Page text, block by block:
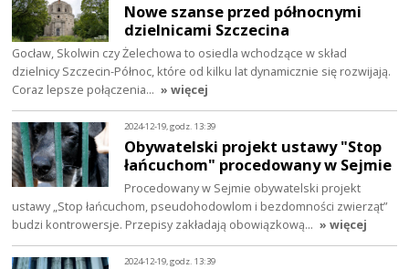
Nowe szanse przed północnymi
dzielnicami Szczecina
Gocław, Skolwin czy Żelechowa to osiedla wchodzące w skład
dzielnicy Szczecin-Północ, które od kilku lat dynamicznie się rozwijają.
Coraz lepsze połączenia… » więcej
2024-12-19, godz. 13:39
Obywatelski projekt ustawy "Stop
łańcuchom" procedowany w Sejmie
Procedowany w Sejmie obywatelski projekt
ustawy „Stop łańcuchom, pseudohodowlom i bezdomności zwierząt”
budzi kontrowersje. Przepisy zakładają obowiązkową… » więcej
2024-12-19, godz. 13:39